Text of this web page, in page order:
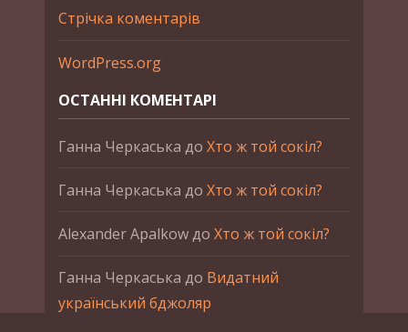
Стрічка коментарів
WordPress.org
ОСТАННІ КОМЕНТАРІ
Ганна Черкаська до Хто ж той сокіл?
Ганна Черкаська до Хто ж той сокіл?
Alexander Apalkowдо Хто ж той сокіл?
Ганна Черкаська до Видатний
український бджоляр